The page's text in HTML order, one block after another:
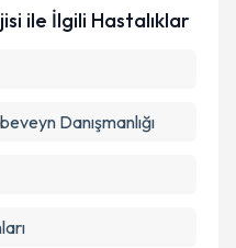
ile İlgili Hastalıklar
Danışmanlığı